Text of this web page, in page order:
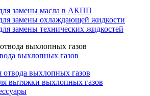
замены масла в АКПП
замены охлаждающей жидкости
замены технических жидкостей
выхлопных газов
отвода выхлопных газов
вытяжки выхлопных газов